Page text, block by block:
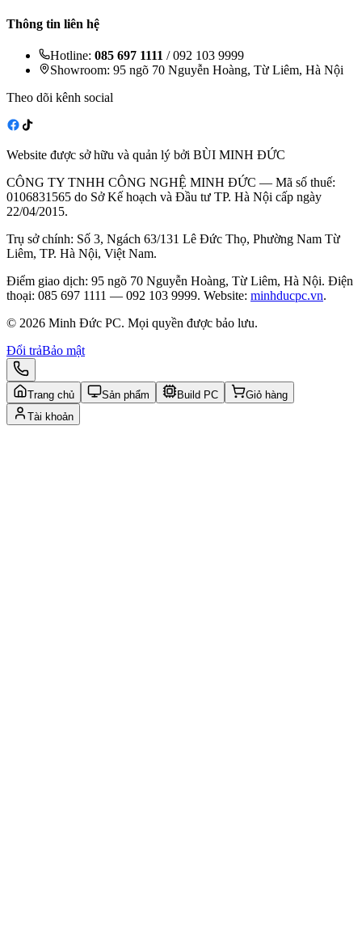
Thông tin liên hệ
Hotline: 085 697 1111 / 092 103 9999
Showroom: 95 ngõ 70 Nguyễn Hoàng, Từ Liêm, Hà Nội
Theo dõi kênh social
Website được sở hữu và quản lý bởi BÙI MINH ĐỨC
CÔNG TY TNHH CÔNG NGHỆ MINH ĐỨC — Mã số thuế:
0106831565 do Sở Kế hoạch và Đầu tư TP. Hà Nội cấp ngày
22/04/2015.
Trụ sở chính: Số 3, Ngách 63/131 Lê Đức Thọ, Phường Nam Từ
Liêm, TP. Hà Nội, Việt Nam.
Điểm giao dịch: 95 ngõ 70 Nguyễn Hoàng, Từ Liêm, Hà Nội. Điện
thoại: 085 697 1111 — 092 103 9999. Website: minhducpc.vn.
© 2026 Minh Đức PC. Mọi quyền được bảo lưu.
Đổi trảBảo mật
Trang chủ Sản phẩm Build PC
Giỏ hàng
Tài khoản